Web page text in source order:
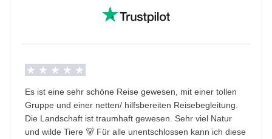
Es ist eine sehr schöne Reise gewesen, mit einer tollen
Gruppe und einer netten/ hilfsbereiten Reisebegleitung.
Die Landschaft ist traumhaft gewesen. Sehr viel Natur
und wilde Tiere 🐻 Für alle unentschlossen kann ich diese